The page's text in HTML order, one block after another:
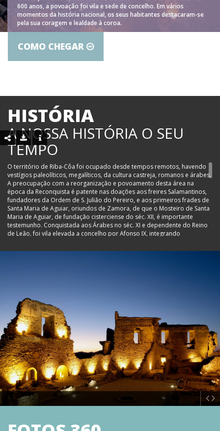
600 anos, a povoação foi vila e sede de concelho. Em vários
momentos da história nacional, os seus habitantes destacaram-se
pela sua coragem e lealdade à coroa.
COMO CHEGAR
HISTÓRIA
A NOSSA HISTÓRIA O SEU
TEMPO
O território de Riba-Côa foi ocupado desde tempos remotos, havendo
vestígios paleolíticos, megalíticos, da cultura castreja, romanos e árabes.
A preocupação com a reorganização e povoamento desta área na
época da Reconquista é patente nas doações aos freires Salamantinos,
fundadores da Ordem de S. Julião do Pereiro, e aos primeiros frades de
Santa Maria de Aguiar, oriundos de Zamora, de que o Mosteiro de Santa
Maria de Aguiar, de fundação cisterciense do séc. XII, é importante
testemunho. Conquistada aos Árabes no séc. XI e dependente do Reino
de Leão, foi vila elevada a concelho por Afonso IX, integrando
Tratado de Alcanizes - assinado por D. Dinis, que confirmou o seu Foral
ruas encontram-se casas interessantes, umas manuelinas, outras
construções árabes, como a casa nº 32, com inscrição e uma carranca,
para além da cisterna, de 13 m de fundo, com uma porta em arco de
ferradura e outra ogival. Estando na rota de peregrinos a Compostela,
aqui se ergueu a Igreja de N. Sra. de Rocamador, fundada por uma
confraria de frades hospitaleiros vindos de França no séc. XIII. Por ter
tomado partido por Castela na crise de 1383-85, D. João I castigou
Castelo Rodrigo, mandando que o seu brasão ficasse com as armas
reais invertidas e a vila dependente de Pinhel. O pelourinho manuelino -
de gaiola e grandes dimensões, atesta o poder municipal,
regulamentado pelo foral novo de 1508, altura em que D. Manuel, o Rei
Venturoso, mandou repovoar a vila e refazer o castelo. Sob domínio
filipino instituiu-se o condado e marquesado de Castelo Rodrigo na
assinala e comemora a restauração da independência nacional. Ainda